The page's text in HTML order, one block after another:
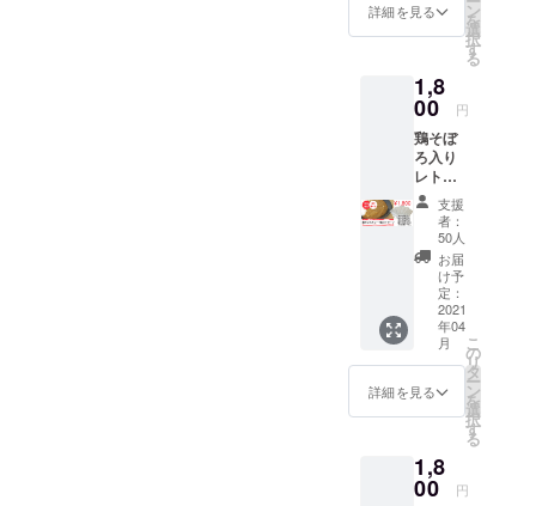
口・激
辛）か
ら選べ
詳細を見る ン
を
選
択
す
る
1,8
00 円
鶏そぼ
ろ入り
レトル
トカ
レー4食
入りの
リター
ンで
す。4つ
の辛さ
（甘
口・中
辛・辛
口・激
辛）か
ら選べ
支援
者：
50人
お届
け予
定：
2021
年04
月
詳細を見る
こ
の
リ
タ
ー
ン
を
選
択
す
る
1,8
00 円